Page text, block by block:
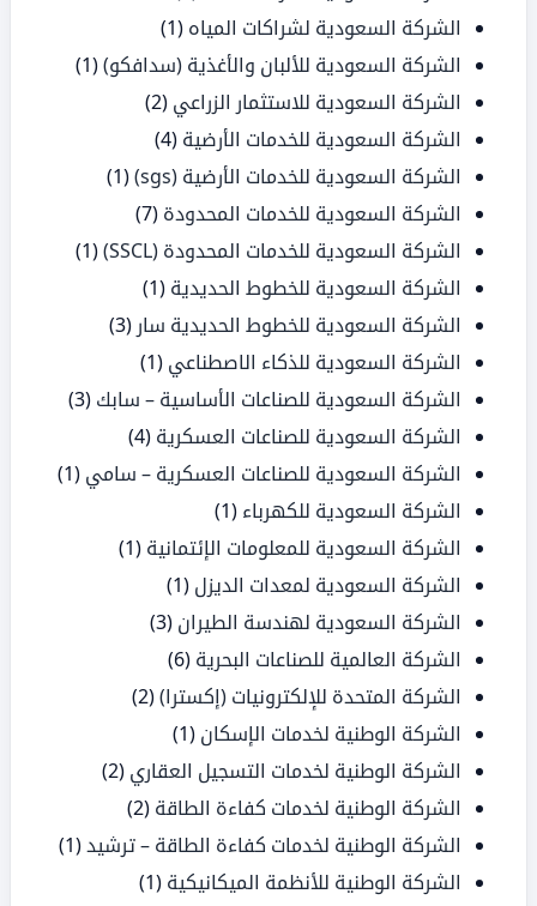
الشركة السعودية لشراكات المياه (1)
الشركة السعودية للألبان والأغذية (سدافكو)(1)
الشركة السعودية للاستثمار الزراعي (2)
الشركة السعودية للخدمات الأرضية (4)
الشركة السعودية للخدمات الأرضية (sgs)
(1)
الشركة السعودية للخدمات المحدودة (7)
الشركة السعودية للخدمات المحدودة (SSCL)
(1)
الشركة السعودية للخطوط الحديدية (1)
الشركة السعودية للخطوط الحديدية سار (3)
الشركة السعودية للذكاء الاصطناعي (1)
الشركة السعودية للصناعات الأساسية – سابك (3)
الشركة السعودية للصناعات العسكرية (4)
الشركة السعودية للصناعات العسكرية – سامي (1)
الشركة السعودية للكهرباء (1)
الشركة السعودية للمعلومات الإئتمانية (1)
الشركة السعودية لمعدات الديزل (1)
الشركة السعودية لهندسة الطيران (3)
الشركة العالمية للصناعات البحرية (6)
الشركة المتحدة للإلكترونيات (إكسترا)(2)
الشركة الوطنية لخدمات الإسكان (1)
الشركة الوطنية لخدمات التسجيل العقاري (2)
الشركة الوطنية لخدمات كفاءة الطاقة (2)
الشركة الوطنية لخدمات كفاءة الطاقة – ترشيد(1)
الشركة الوطنية للأنظمة الميكانيكية (1)